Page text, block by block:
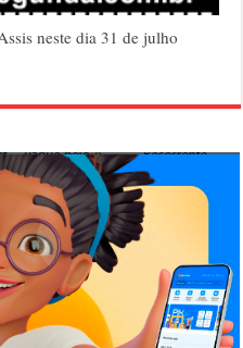
neste dia 31 de julho